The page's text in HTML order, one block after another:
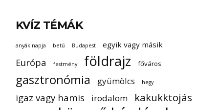
KVÍZ TÉMÁK
anyák napja betű Budapest egyik vagy másik
Európa festmény földrajz főváros
gasztronómia gyümölcs hegy
igaz vagy hamis irodalom kakukktojás